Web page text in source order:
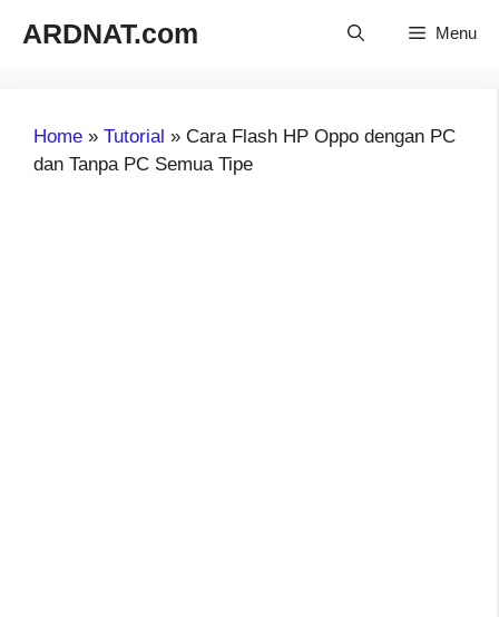
ARDNAT.com Menu
Home » Tutorial » Cara Flash HP Oppo dengan PC
dan Tanpa PC Semua Tipe